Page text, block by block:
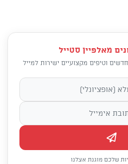
מאלפיין סטייל
וטיפים מקצועיים ישירות למייל
שלכם מוגנת אצלנו